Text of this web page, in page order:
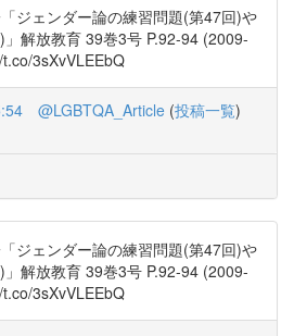
ジェンダー論の練習問題(第47回)や
解放教育 39巻3号 P.92-94 (2009-
3sXvVLEEbQ
@LGBTQA_Article (投稿一覧)
ジェンダー論の練習問題(第47回)や
解放教育 39巻3号 P.92-94 (2009-
3sXvVLEEbQ